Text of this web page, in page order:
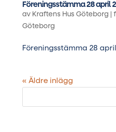
Föreningsstämma 28 april
av Kraftens Hus Göteborg|
Göteborg
Föreningsstämma 28
« Äldre inlägg